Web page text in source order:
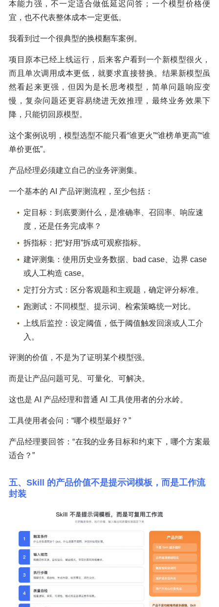
本能力强，不一定适合做低延迟问答；一个模型价格便
宜，也不代表整体成本一定更低。
我看到过一个很典型的换模翻车案例。
项目原本已经上线运行，后来客户看到一个新模型很火，
而且单次调用成本更低，就要求直接替换。结果新模型虽
然看起来更强，但因为是长思考模型，简单问题响应变
慢，复杂问题还更容易绕进无效推理，最终业务效果下
降，只能切回原模型。
这个案例说明，模型选型不能只看“谁更火”“谁榜单更高”“谁
单价更低”。
产品经理必须建立自己的业务评测集。
一个基本的 AI 产品评测流程，至少包括：
定目标：到底要测什么，是准确率、召回率、响应速
度，还是任务完成率？
拆指标：把“好用”拆成可观察指标。
建评测集：使用历史业务数据、bad case、边界 case
或人工构造 case。
定打分方式：区分客观题和主观题，确定评分标准。
跑测试：不同模型、提示词、检索策略统一对比。
上线后监控：设定阈值，低于阈值触发回滚或人工介
入。
评测的价值，不是为了证明某个模型强。
而是让产品问题可见、可量化、可解决。
这也是 AI 产品经理和普通 AI 工具使用者的分水岭。
工具使用者会问：“哪个模型最好？”
产品经理要回答：“在我的业务目标和约束下，哪个方案最
适合？”
五、Skill 的产品价值不是提示词模板，而是工作流
封装